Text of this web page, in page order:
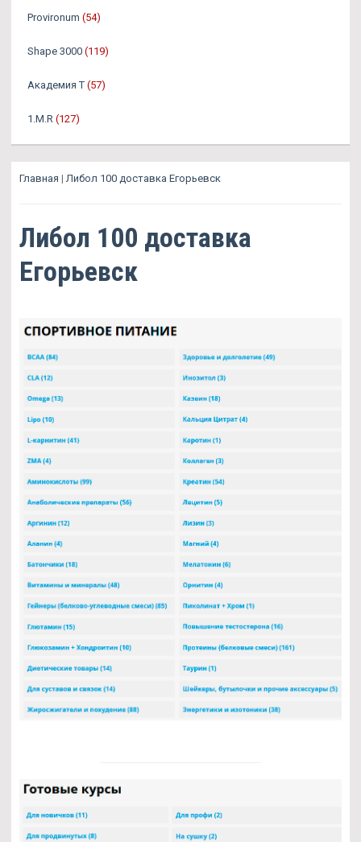
Provironum (54)
Shape 3000 (119)
Академия Т (57)
1.M.R (127)
Главная |Либол 100 доставка Егорьевск
Либол 100 доставка
Егорьевск